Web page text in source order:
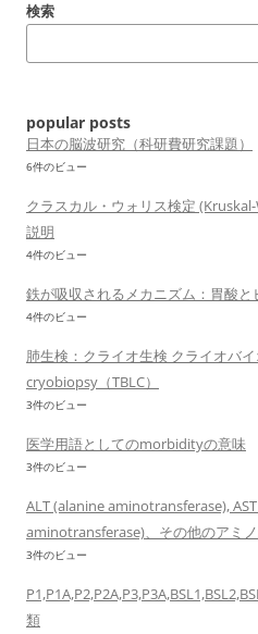
ョ
検索
popular posts
日本の脳波研究（科研費研究課題）
6件のビュー
クラスカル・ウォリス検定
説明
4件のビュー
鉄が吸収されるメカニズム：胃酸
4件のビュー
肺生検：クライオ生検 クライオバ
cryobiopsy（TBLC）
3件のビュー
医学用語としてのmorbidityの意味
3件のビュー
ALT (alanine aminotransferase),
aminotransferase)、その他のアミ
3件のビュー
類